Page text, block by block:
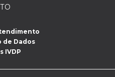
de Dados
IVDP